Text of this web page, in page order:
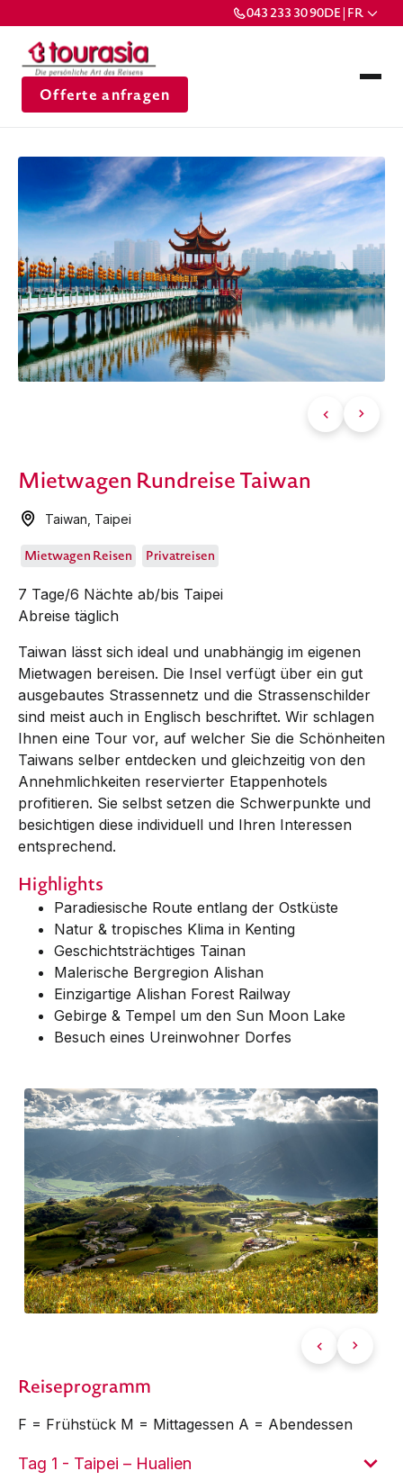
043 233 30 90DE | FR
Offerte anfragen
Mietwagen Rundreise Taiwan
Taiwan Taipei
Mietwagen Reisen Privatreisen
7 Tage/6 Nächte ab/bis Taipei
Abreise täglich
Taiwan lässt sich ideal und unabhängig im eigenen
Mietwagen bereisen. Die Insel verfügt über ein gut
ausgebautes Strassennetz und die Strassenschilder
sind meist auch in Englisch beschriftet. Wir schlagen
Ihnen eine Tour vor, auf welcher Sie die Schönheiten
Taiwans selber entdecken und gleichzeitig von den
Annehmlichkeiten reservierter Etappenhotels
profitieren. Sie selbst setzen die Schwerpunkte und
besichtigen diese individuell und Ihren Interessen
entsprechend.
Highlights
Paradiesische Route entlang der Ostküste
Natur & tropisches Klima in Kenting
Geschichtsträchtiges Tainan
Malerische Bergregion Alishan
Einzigartige Alishan Forest Railway
Gebirge & Tempel um den Sun Moon Lake
Besuch eines Ureinwohner Dorfes
Reiseprogramm
F = Frühstück M = Mittagessen A = Abendessen
Tag 1 - Taipei – Hualien